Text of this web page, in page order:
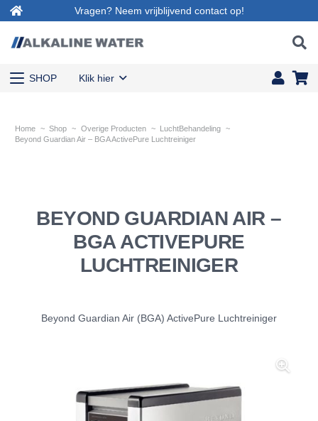
Vragen? Neem vrijblijvend contact op!
SHOP Klik hier
Home ~ Shop ~ Overige Producten ~ LuchtBehandeling ~
Beyond Guardian Air – BGA ActivePure Luchtreiniger
BEYOND GUARDIAN AIR –
BGA ACTIVEPURE
LUCHTREINIGER
Beyond Guardian Air (BGA) ActivePure Luchtreiniger